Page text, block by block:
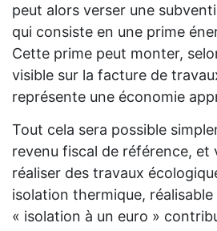
peut alors verser une
qui consiste en une prime
Cette prime peut monter,
visible sur la facture de
représente une économie
Tout cela sera possible
revenu fiscal de référence, et
réaliser des travaux
isolation thermique, réalisable
« isolation à un euro »